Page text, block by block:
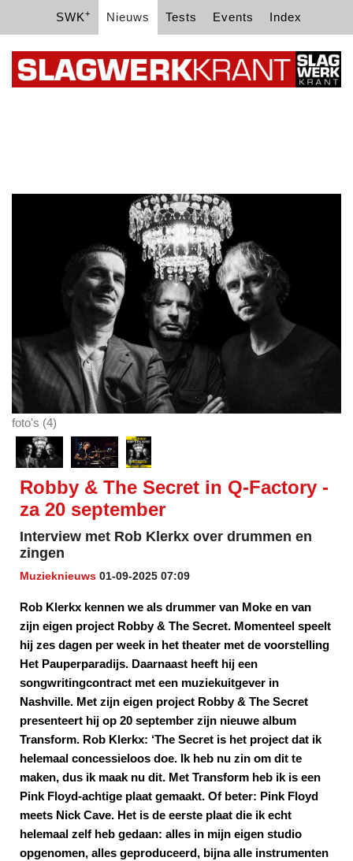
SWK+ Nieuws Tests Events Index
foto's (4)
Robby & The Secret in Q-Factory -
za 20 september
Interview met Rob Klerkx over drummen en
zingen
Muzieknieuws 01-09-2025 07:09
Rob Klerkx kennen we als drummer van Moke en van
zijn eigen project Robby & The Secret. Momenteel speelt
hij zes dagen per week in het theater met de voorstelling
Het Pauperparadijs. Daarnaast heeft hij een
songwritingcontract met een muziekuitgever in
Nashville. Met zijn eigen project Robby & The Secret
presenteert hij op 20 september zijn nieuwe album
Transform. Rob Klerkx: ‘The Secret is het project dat ik
helemaal concessieloos doe. Ik heb nu zin om dit te
maken, dus ik maak nu dit. Met Transform heb ik is een
Pink Floyd-achtige plaat gemaakt. Of beter: Pink Floyd
meets Nick Cave. Het is de eerste plaat die ik echt
helemaal zelf heb gedaan: alles in mijn eigen studio
opgenomen, alles geproduceerd, bijna alle instrumenten